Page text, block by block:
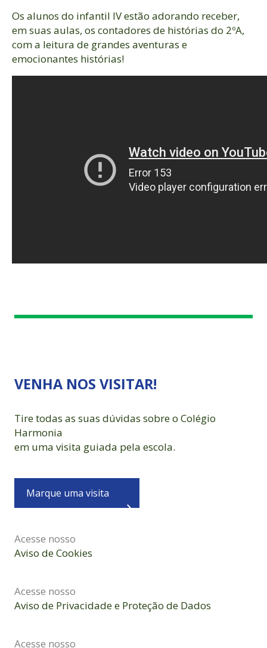
Os alunos do infantil IV estão adorando receber,
em suas aulas, os contadores de histórias do 2ºA,
com a leitura de grandes aventuras e
emocionantes histórias!
VENHA NOS VISITAR!
Tire todas as suas dúvidas sobre o Colégio
Harmonia
em uma visita guiada pela escola.
Marque uma visita
Acesse nosso
Aviso de Cookies
Acesse nosso
Aviso de Privacidade e Proteção de Dados
Acesse nosso